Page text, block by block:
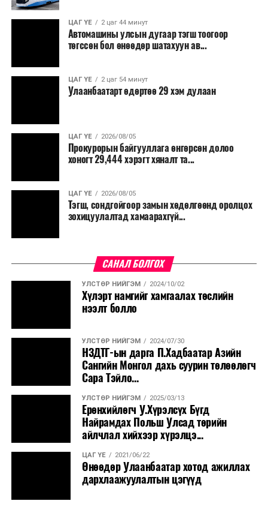
ачаалал буурснаар трассын дагуух автомашинуудын
шатахууны хэмнэлт жилд 446 тэрбум төгрөгт хүрэх
боломжтой гэсэн тооцоог техник, эдийн засгийн
үндэслэлд тусгажээ.
Төсөл хэрэгжсэнээр иргэдийн зорчих хугацаа
богиносож, түгжрэлээс үүдэлтэй эдийн засгийн
тогтолцоо бүрдэх ач холбогдолтой юм.
ЦАГ ҮЕ 2 цаг 44 минут
Автомашины улсын дугаар тэгш тоогоор
төгссөн бол өнөөдөр шатахуун ав...
ЦАГ ҮЕ 2 цаг 54 минут
Улаанбаатарт өдөртөө 29 хэм дулаан
ЦАГ ҮЕ 2026/08/05
Прокурорын байгууллага өнгөрсөн долоо
хоногт 29,444 хэрэгт хяналт та...
ЦАГ ҮЕ 2026/08/05
Тэгш, сондгойгоор замын хөдөлгөөнд оролцох
зохицуулалтад хамаарахгүй...
САНАЛ БОЛГОХ
УЛСТӨР НИЙГЭМ 2024/10/02
Хүлэрт намгийг хамгаалах төслийн
нээлт болло
УЛСТӨР НИЙГЭМ 2024/07/30
НЗДТГ-ын дарга П.Хадбаатар Азийн
Сангийн Монгол дахь суурин төлөөлөгч
Сара Тэйло...
УЛСТӨР НИЙГЭМ 2025/03/13
Ерөнхийлөгч У.Хүрэлсүх Бүгд
Найрамдах Польш Улсад төрийн
айлчлал хийхээр хүрэлцэ...
ЦАГ ҮЕ 2021/06/22
Өнөөдөр Улаанбаатар хотод ажиллах
дархлаажуулалтын цэгүүд